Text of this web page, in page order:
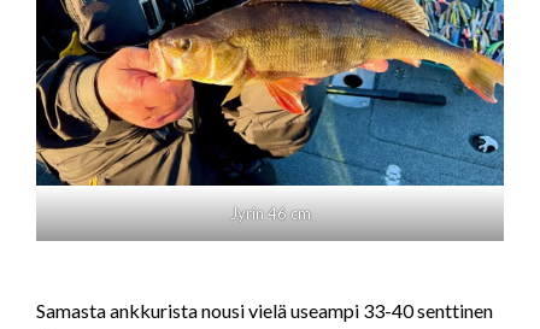
Jyrin 46 cm
Samasta ankkurista nousi vielä useampi 33-40 senttinen